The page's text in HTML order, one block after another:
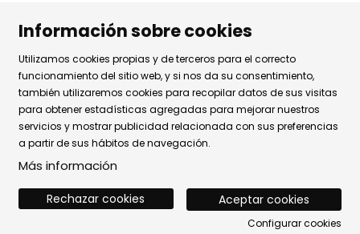
08002 Barcelona
Tel. 93 441 39 79
Horario de atención: de lunes a jueves de 9.30h a 17.30h
y viernes de 9.30 a 14.30h.
Sitemap | Aviso Legal | Uso de Cookies
|
Política de privacidad
| Contactar
Información sobre cookies
Utilizamos cookies propias y de terceros para el correcto
funcionamiento del sitio web, y si nos da su consentimiento,
también utilizaremos cookies para recopilar datos de sus visitas
para obtener estadísticas agregadas para mejorar nuestros
servicios y mostrar publicidad relacionada con sus preferencias
a partir de sus hábitos de navegación.
Más información
Aceptar cookies
Rechazar cookies
Configurar cookies